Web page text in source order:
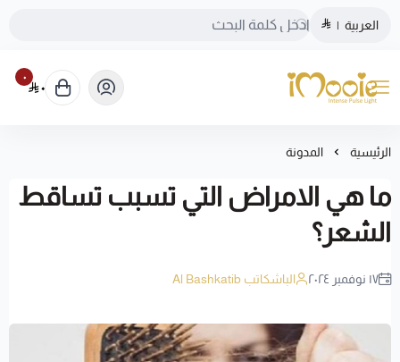
العربية |
الموقع الرسمي ليزر منزلي اي مووي
٠
٠
الرئيسية المدونة
ما هي الامراض التي تسبب تساقط
الشعر؟
١٧ نوفمبر ٢٠٢٤ الباشكاتب Al Bashkatib